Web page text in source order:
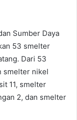
Sumber Daya
53 smelter
Dari 53
smelter nikel
11, smelter
2, dan smelter